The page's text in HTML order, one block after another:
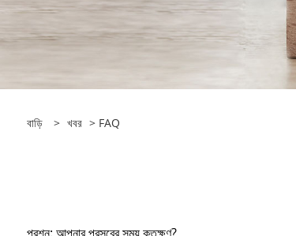
বাড়ি > খবর > FAQ
প্রশ্ন: আপনার প্রসবের সময় কতক্ষণ?